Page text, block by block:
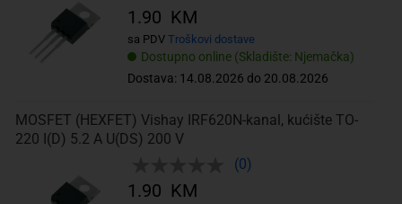
Dostupno online (Skladište: Njemačka)
Dostava: 14.08.2026 do 20.08.2026
1.90 KM
sa PDV Troškovi dostave
MOSFET (HEXFET) Vishay IRF620N-kanal, kućište TO-
220 I(D) 5.2 A U(DS) 200 V
(0)
1.90 KM